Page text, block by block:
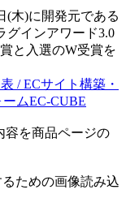
(木)に開発元である
グインアワード3.0
と入選のW受賞を
/ ECサイト構築・
ムEC-CUBE
容を商品ページの
ための画像読み込